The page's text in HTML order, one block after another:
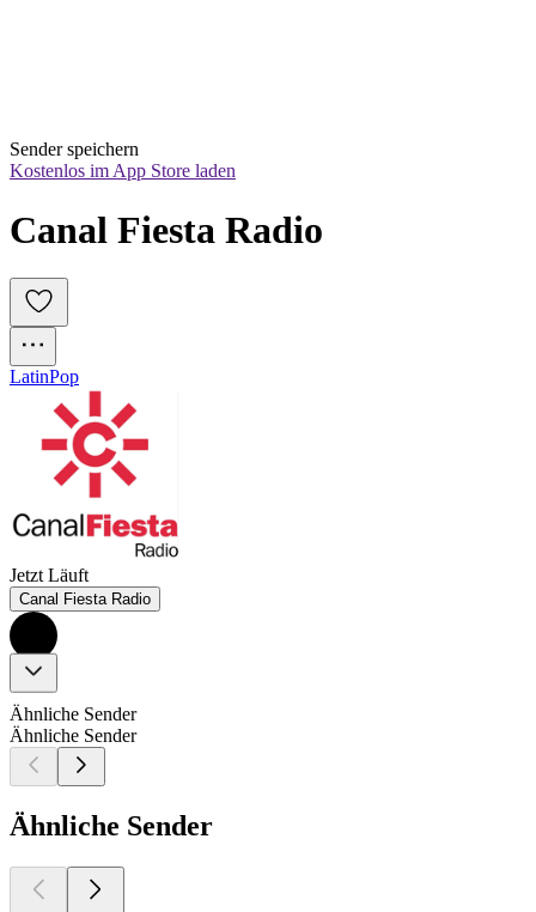
Sender speichern
Kostenlos im App Store laden
Canal Fiesta Radio
LatinPop
Jetzt Läuft
Canal Fiesta Radio
Ähnliche Sender
Ähnliche Sender
Ähnliche Sender